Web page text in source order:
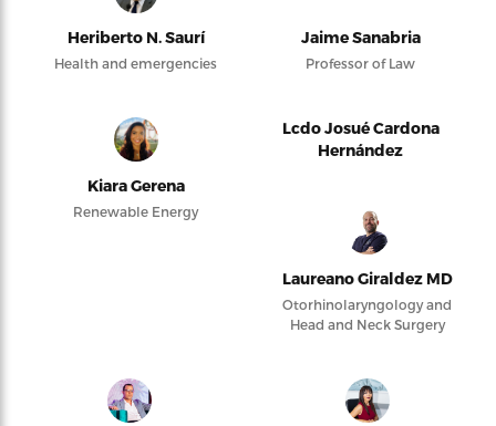
Heriberto N. Saurí
Health and emergencies
Jaime Sanabria
Professor of Law
Kiara Gerena
Renewable Energy
Lcdo Josué Cardona
Hernández
Laureano Giraldez MD
Otorhinolaryngology and
Head and Neck Surgery